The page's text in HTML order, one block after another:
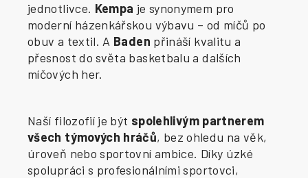
jednotlivce. Kempa je synonymem pro
moderní házenkářskou výbavu – od míčů po
obuv a textil. A Baden přináší kvalitu a
přesnost do světa basketbalu a dalších
míčových her.
Naší filozofií je být spolehlivým partnerem
všech týmových hráčů, bez ohledu na věk,
úroveň nebo sportovní ambice. Díky úzké
spolupráci s profesionálními sportovci,